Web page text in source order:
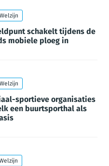
schakelt tijdens de
mobiele ploeg in
sportieve organisaties
een buurtsporthal als